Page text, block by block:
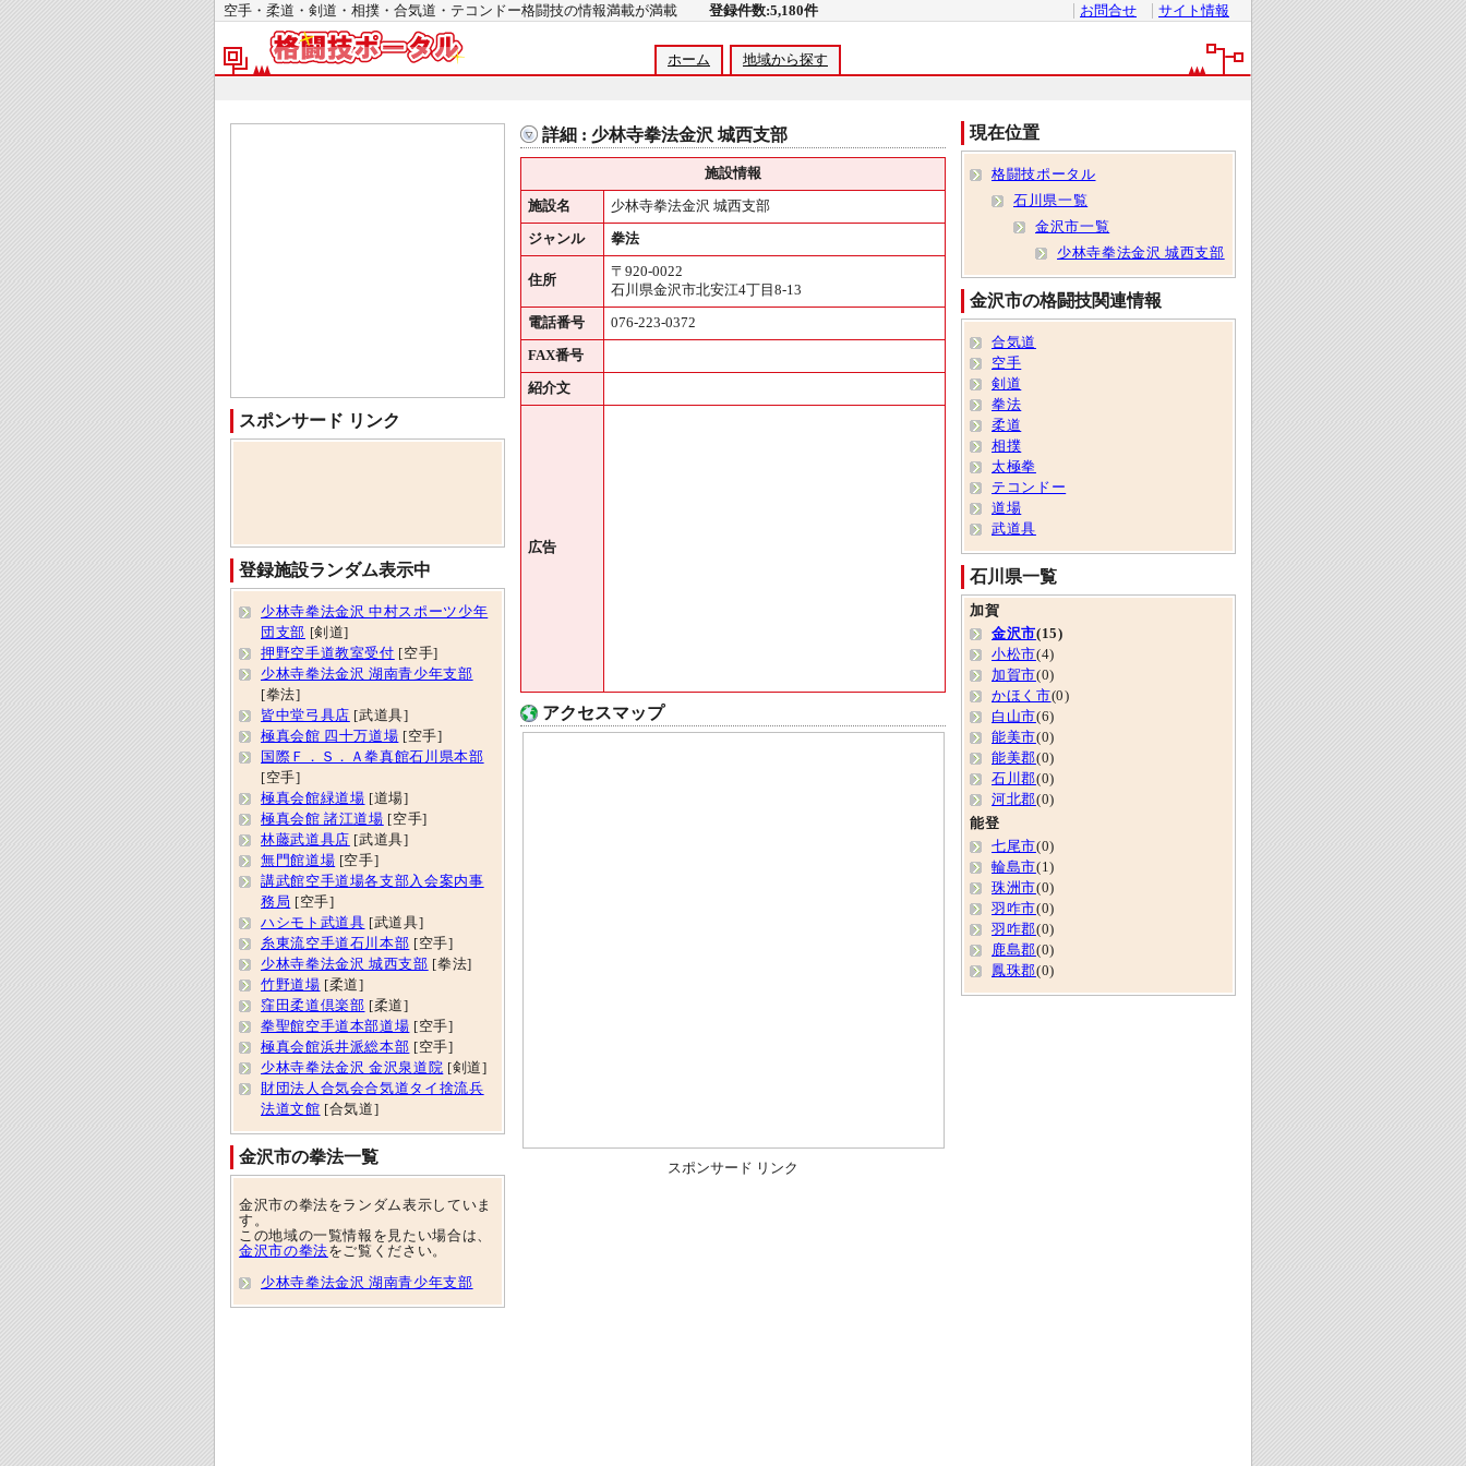
空手・柔道・剣道・相撲・合気道・テコンドー格闘技の情報満載が満載 登録件数:5,180件 お問合せ サイト情報
ホーム 地域から探す
詳細 : 少林寺拳法金沢 城西支部
施設情報
施設名 少林寺拳法金沢 城西支部
ジャンル 拳法
住所
〒920-0022
石川県金沢市北安江4丁目8-13
電話番号 076-223-0372
FAX番号
紹介文
広告
アクセスマップ
スポンサード リンク
スポンサード リンク
登録施設ランダム表示中
少林寺拳法金沢 中村スポーツ少年
団支部 [剣道]
押野空手道教室受付 [空手]
少林寺拳法金沢 湖南青少年支部
[拳法]
皆中堂弓具店 [武道具]
極真会館 四十万道場 [空手]
国際Ｆ．Ｓ．Ａ拳真館石川県本部
[空手]
極真会館緑道場 [道場]
極真会館 諸江道場 [空手]
林藤武道具店 [武道具]
無門館道場 [空手]
講武館空手道場各支部入会案内事
務局 [空手]
ハシモト武道具 [武道具]
糸東流空手道石川本部 [空手]
少林寺拳法金沢 城西支部 [拳法]
竹野道場 [柔道]
窪田柔道倶楽部 [柔道]
拳聖館空手道本部道場 [空手]
極真会館浜井派総本部 [空手]
少林寺拳法金沢 金沢泉道院 [剣道]
財団法人合気会合気道タイ捨流兵
法道文館 [合気道]
金沢市の拳法一覧
金沢市の拳法をランダム表示していま
す。
この地域の一覧情報を見たい場合は、
金沢市の拳法をご覧ください。
少林寺拳法金沢 湖南青少年支部
現在位置
格闘技ポータル
石川県一覧
金沢市一覧
少林寺拳法金沢 城西支部
金沢市の格闘技関連情報
合気道
空手
剣道
拳法
柔道
相撲
太極拳
テコンドー
道場
武道具
石川県一覧
加賀
金沢市(15)
小松市(4)
加賀市(0)
かほく市(0)
白山市(6)
能美市(0)
能美郡(0)
石川郡(0)
河北郡(0)
能登
七尾市(0)
輪島市(1)
珠洲市(0)
羽咋市(0)
羽咋郡(0)
鹿島郡(0)
鳳珠郡(0)